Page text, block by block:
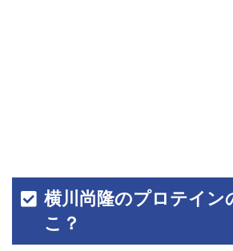
横川尚隆のプロテイン
こ？